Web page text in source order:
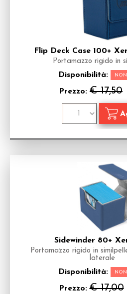
Flip Deck Case 100+
Portamazzo rigido in
Disponibilità:
Prezzo: € 17,50
Sidewinder 80+
Portamazzo rigido in
laterale
Disponibilità:
Prezzo:€ 17,00